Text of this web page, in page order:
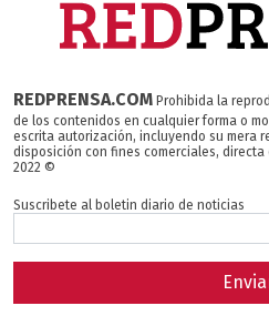
REDPRENSA.COM Prohibida la
de los contenidos en cualquier forma o
escrita autorización, incluyendo su mera
disposición con fines comerciales,
2022 ©
Suscribete al boletin diario de noticias